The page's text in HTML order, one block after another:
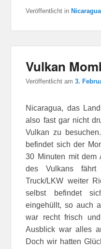
Veröffentlicht in Nicaragua
Vulkan
Veröffentlicht am3.
Nicaragua, das
also fast gar nicht
Vulkan zu
befindet sich der
30 Minuten mit dem
des Vulkans
Truck/LKW weiter
selbst befindet
eingehüllt, so auch
war recht frisch
Ausblick war alles
Doch wir hatten